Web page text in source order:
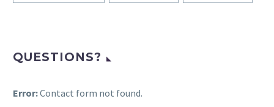
QUESTIONS?
Error:Contact form not found.
2025 Guadalupe Street, Suite 260
SOUTH AUSTIN